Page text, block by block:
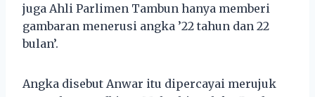
juga Ahli Parlimen Tambun hanya memberi
gambaran menerusi angka ’22 tahun dan 22
bulan’.
Angka disebut Anwar itu dipercayai merujuk